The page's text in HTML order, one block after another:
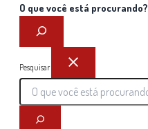
O que você está procurando?
Pesquisar